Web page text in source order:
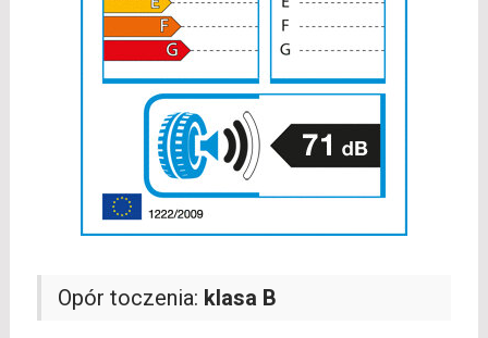
Opór toczenia: klasa B